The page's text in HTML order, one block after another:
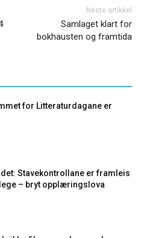
Neste artikkel
Samlaget klart for
bokhausten og framtida
for Litteraturdagane er
Stavekontrollane er framleis
– bryt opplæringslova